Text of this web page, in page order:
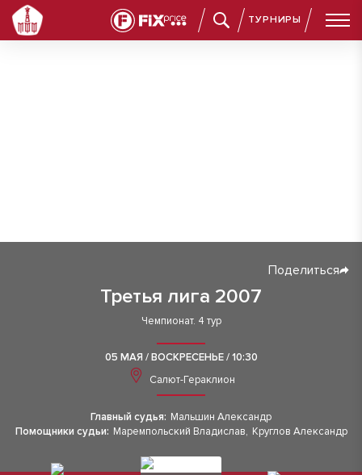
ТУРНИРЫ
Третья лига 2007
Поделиться
Чемпионат. 4 тур
05 МАЯ / ВОСКРЕСЕНЬЕ / 10:30
Салют-Гераклион
Главный судья: Мальшин Александр
Помощники судьи: Маремпольский Владислав, Круглов Александр